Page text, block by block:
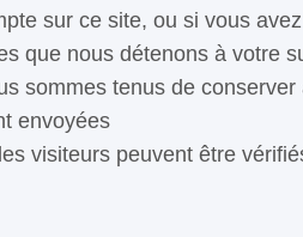
sur ce site, ou si vous
que nous détenons à votre
sommes tenus de
envoyées
visiteurs peuvent être